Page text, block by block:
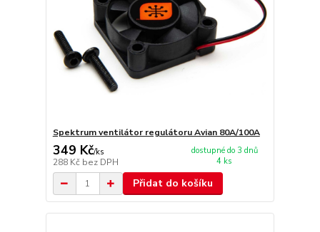
Spektrum ventilátor regulátoru Avian 80A/100A
349 Kč/ks
288 Kč bez DPH
dostupné do 3 dnů
4 ks
Přidat do košíku